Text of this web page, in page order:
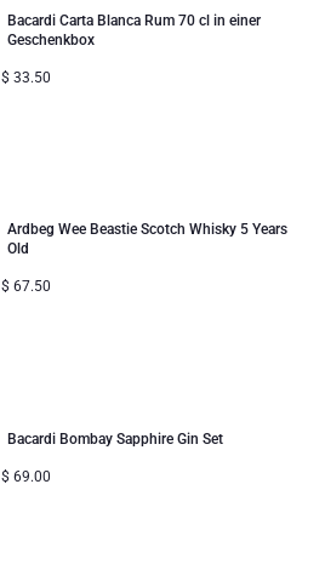
Bacardi Carta Blanca Rum 70 cl in einer
Geschenkbox
$ 33.50
Ardbeg Wee Beastie Scotch Whisky 5 Years
Old
$ 67.50
Bacardi Bombay Sapphire Gin Set
$ 69.00